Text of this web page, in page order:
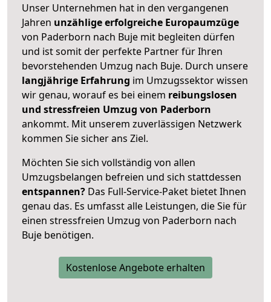
Unser Unternehmen hat in den vergangenen
Jahren unzählige erfolgreiche Europaumzüge
von Paderborn nach Buje mit begleiten dürfen
und ist somit der perfekte Partner für Ihren
bevorstehenden Umzug nach Buje. Durch unsere
langjährige Erfahrung im Umzugssektor wissen
wir genau, worauf es bei einem reibungslosen
und stressfreien Umzug von Paderborn
ankommt. Mit unserem zuverlässigen Netzwerk
kommen Sie sicher ans Ziel.
Möchten Sie sich vollständig von allen
Umzugsbelangen befreien und sich stattdessen
entspannen? Das Full-Service-Paket bietet Ihnen
genau das. Es umfasst alle Leistungen, die Sie für
einen stressfreien Umzug von Paderborn nach
Buje benötigen.
Kostenlose Angebote erhalten